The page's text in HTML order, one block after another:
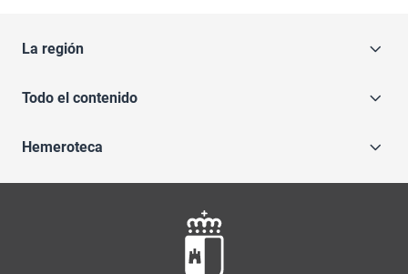
La región
Todo el contenido
Hemeroteca